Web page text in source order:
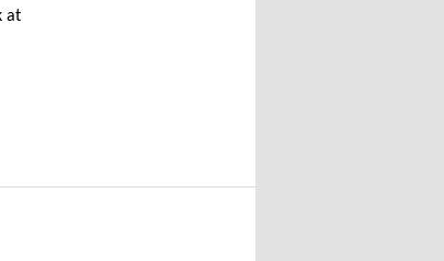
at